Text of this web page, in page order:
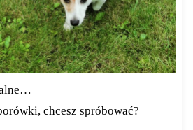
chcesz spróbować?